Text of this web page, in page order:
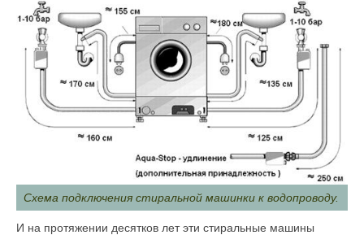
Схема подключения стиральной машинки к водопроводу.
И на протяжении десятков лет эти стиральные машины